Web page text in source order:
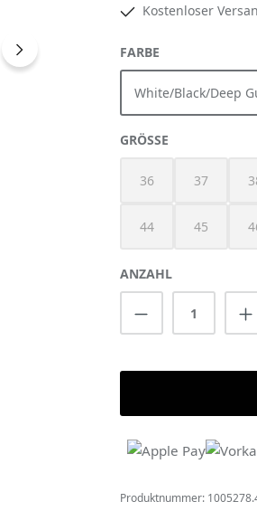
Kostenloser
FARBEAUSWÄHLEN
White/Black/Deep
GRÖSSE AUSWÄHLEN
36
(Diese Option ist
37
(Diese
44
(Diese Option ist
45
(Diese
ANZAHL
Produkt
Produktnummer: